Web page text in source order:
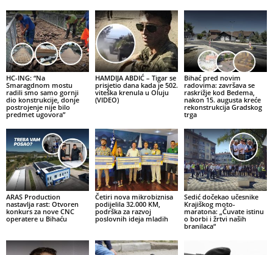
HC-ING: “Na
Smaragdnom mostu
radili smo samo gornji
dio konstrukcije, donje
postrojenje nije bilo
predmet ugovora”
HAMDIJA ABDIĆ – Tigar se
prisjetio dana kada je 502.
viteška krenula u Oluju
(VIDEO)
Bihać pred novim
radovima: završava se
raskrižje kod Bedema,
nakon 15. augusta kreće
rekonstrukcija Gradskog
trga
ARAS Production
nastavlja rast: Otvoren
konkurs za nove CNC
operatere u Bihaću
Četiri nova mikrobiznisa
podijelila 32.000 KM,
podrška za razvoj
poslovnih ideja mladih
Sedić dočekao učesnike
Krajiškog moto-
maratona: „Čuvate istinu
o borbi i žrtvi naših
branilaca“